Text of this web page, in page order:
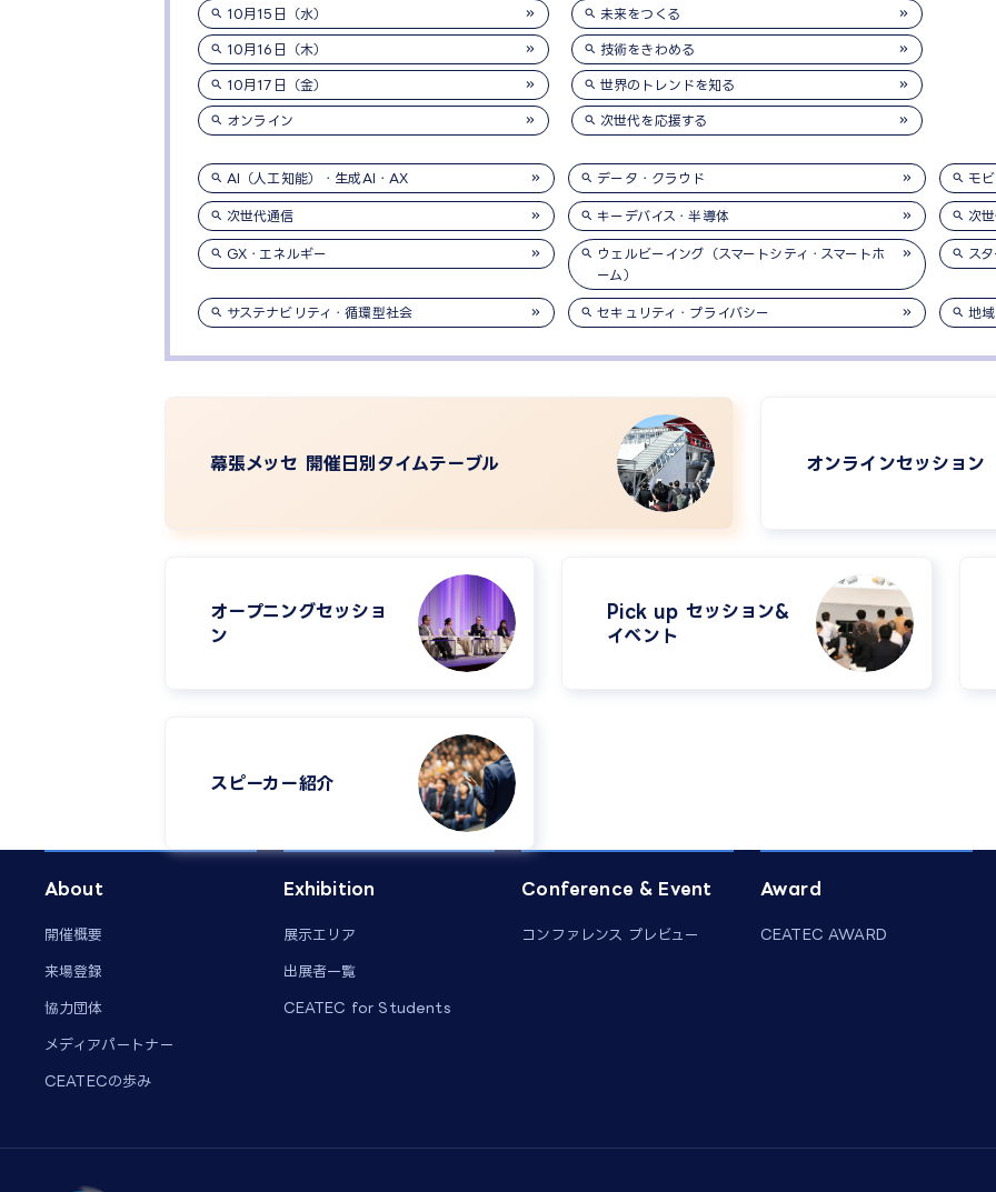
10月15日（水）
10月16日（木）
10月17日（金）
オンライン
未来をつくる
技術をきわめる
世界のトレンドを知る
次世代を応援する
AI（人工知能）・生成AI・AX データ・クラウド モ
次世代通信 キーデバイス・半導体 次
GX・エネルギー
ウェルビーイング（スマートシティ・スマートホ
ーム）
ス
サステナビリティ・循環型社会 セキュリティ・プライバシー 地
幕張メッセ 開催日別タイムテーブル オンラインセッション
オープニングセッショ
ン
Pick up セッション&
イベント
スピーカー紹介​
About
開催概要
来場登録
協力団体
メディアパートナー
CEATECの歩み
Exhibition
展示エリア
出展者一覧
CEATEC for Students
Conference & Event
コンファレンス プレビュー
Award
CEATEC AWARD